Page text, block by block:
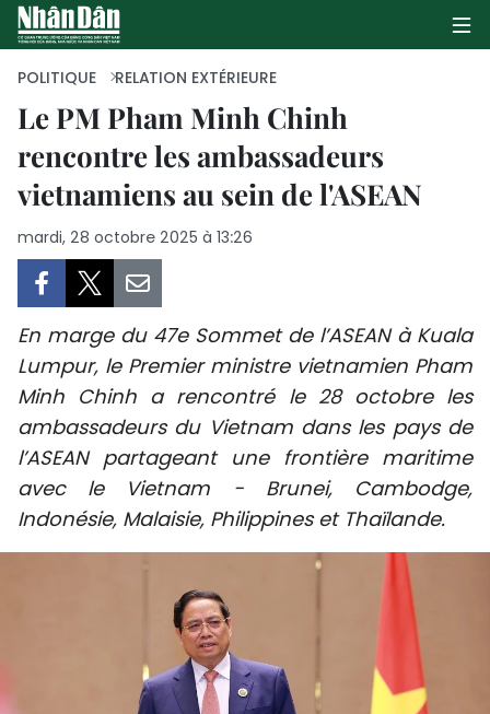
PAGE D'ACCUEIL
POLITIQUE
CULTURE
TOURISME
ENVIRONNEMENT
SPORT
PAYS NATAL
INTERNATIONAL
POLITIQUE RELATION EXTÉRIEURE
Le PM Pham Minh Chinh
rencontre les ambassadeurs
vietnamiens au sein de l'ASEAN
mardi, 28 octobre 2025 à 13:26
En marge du 47e Sommet de l’ASEAN à Kuala
Lumpur, le Premier ministre vietnamien Pham
Minh Chinh a rencontré le 28 octobre les
ambassadeurs du Vietnam dans les pays de
l’ASEAN partageant une frontière maritime
avec le Vietnam - Brunei, Cambodge,
Indonésie, Malaisie, Philippines et Thaïlande.